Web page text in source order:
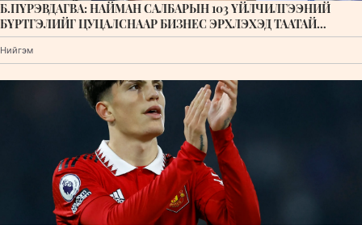
Б.ПҮРЭВДАГВА: НАЙМАН САЛБАРЫН 103 ҮЙЛЧИЛГЭЭНИЙ
БҮРТГЭЛИЙГ ЦУЦАЛСНААР БИЗНЕС ЭРХЛЭХЭД ТААТАЙ
НӨХЦӨЛ БҮРДЭНЭ
Нийгэм